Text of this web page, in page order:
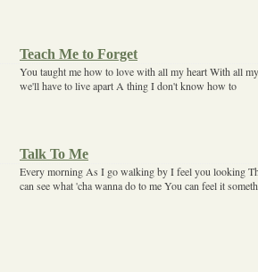
Teach Me to Forget
You taught me how to love with all my heart With all
we'll have to live apart A thing I don't know how to
Talk To Me
Every morning As I go walking by I feel you looking
can see what 'cha wanna do to me You can feel it